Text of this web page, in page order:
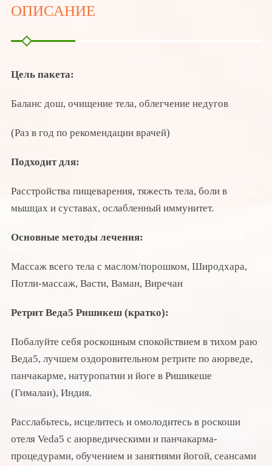
ОПИСАНИЕ
Цель пакета:
Баланс дош, очищение тела, облегчение недугов
(Раз в год по рекомендации врачей)
Подходит для:
Расстройства пищеварения, тяжесть тела, боли в
мышцах и суставах, ослабленный иммунитет.
Основные методы лечения:
Массаж всего тела с маслом/порошком, Широдхара,
Потли-массаж, Васти, Ваман, Виречан
Ретрит Веда5 Ришикеш (кратко):
Побалуйте себя роскошным спокойствием в тихом раю
Веда5, лучшем оздоровительном ретрите по аюрведе,
панчакарме, натуропатии и йоге в Ришикеше
(Гималаи), Индия.
Расслабьтесь, исцелитесь и омолодитесь в роскоши
отеля Veda5 с аюрведическими и панчакарма-
процедурами, обучением и занятиями йогой, сеансами